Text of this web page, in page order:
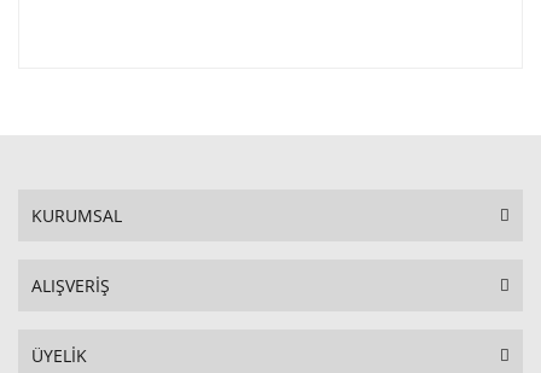
KURUMSAL
ALIŞVERİŞ
ÜYELİK